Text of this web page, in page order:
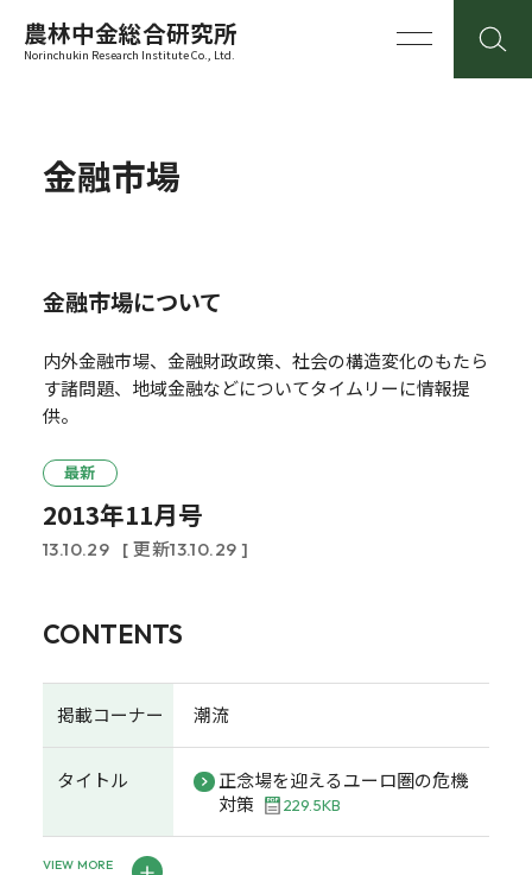
農林中金総合研究所
Norinchukin Research Institute Co., Ltd.
金融市場
金融市場について
内外金融市場、金融財政政策、社会の構造変化のもたら
す諸問題、地域金融などについてタイムリーに情報提
供。
最新
2013年11月号
13.10.29 [ 更新13.10.29 ]
CONTENTS
掲載コーナー 潮流
タイトル
正念場を迎えるユーロ圏の危機
対策
229.5KB
VIEW MORE